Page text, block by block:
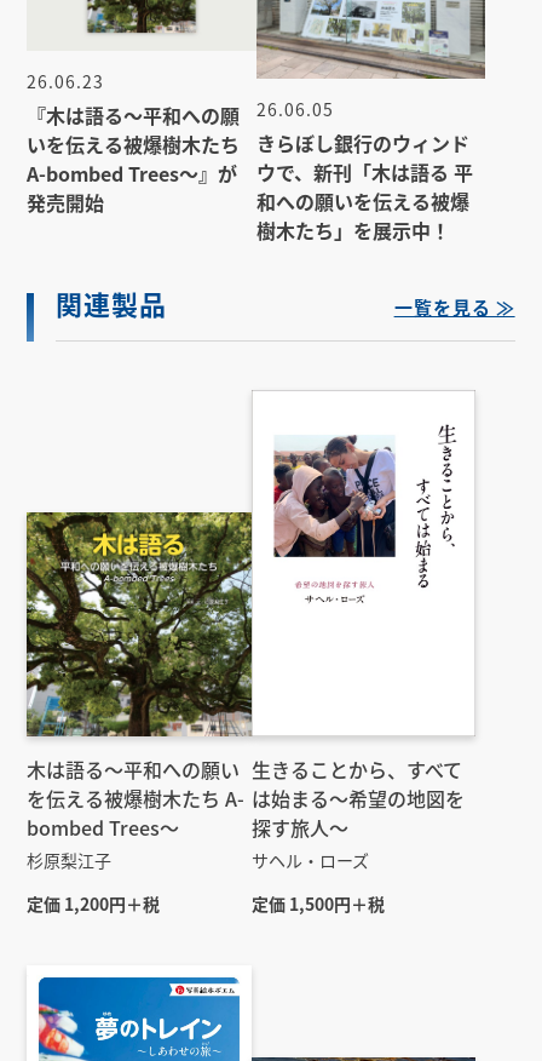
26.06.23
『木は語る〜平和への願
いを伝える被爆樹木たち
A-bombed Trees〜』が
発売開始
26.06.05
きらぼし銀行のウィンド
ウで、新刊「木は語る 平
和への願いを伝える被爆
樹木たち」を展示中！
関連製品 一覧を見る ≫
木は語る〜平和への願い
を伝える被爆樹木たち A-
bombed Trees〜
杉原梨江子
定価 1,200円＋税
生きることから、すべて
は始まる～希望の地図を
探す旅人～
サヘル・ローズ
定価 1,500円＋税